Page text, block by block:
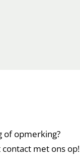
of opmerking?
met ons op!